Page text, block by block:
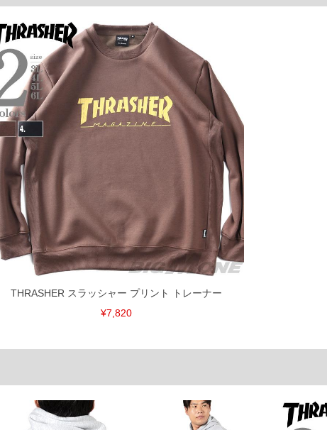
干のサイズの誤差がございます。また、お客様がご使用の環境（コンピュータ
品の色味が若干異なる場合がございます。予めご了承ください。
際の商品に付いているタグのサイズ表記と異なる場合があります。お取り扱い
載もご確認下さい。
品は、実店鋪と在庫を共用しておりますので店頭での売り違い、店舗からのお
客様にご迷惑をお掛けしてしまう場合がございます。そのようなことがない様
すが、もしあった場合速やかにご連絡させて頂きますので予めご了承ください
をご希望の場合】
+税となります。
とご記入下さい。（裾上げ無料対象商品は1本につき税込6,000円以上の品が対
商品は有料（500円+税）となります。）
20日間程お時間を頂く場合がございます。
品は返品・交換不可となりますので、予めご了承下さい。
応出来ない商品がございます。(例：裾にファスナーや調節ひもが付いている、
されている等)
いて】
は、商品到着後1週間以内にご連絡ください。
シャツは商品の性質上、返品交換不可とさせて頂いております。予めご了承く
THRASHER スラッシャー プリント トレーナー
¥7,820